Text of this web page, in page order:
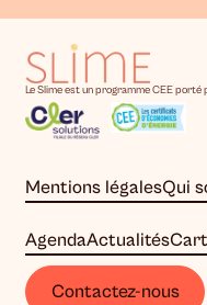
Le Slime est un programme CEE porté
Mentions légalesQui
AgendaActualités
Contactez-nous